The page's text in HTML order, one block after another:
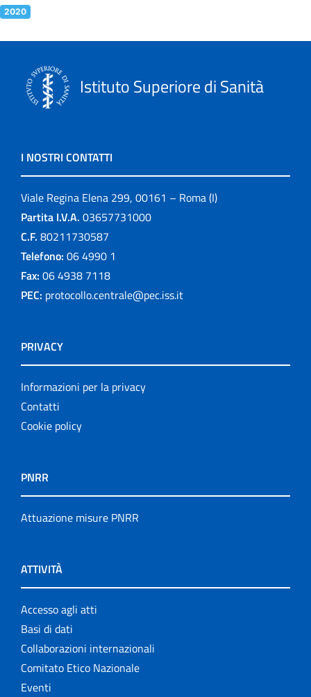
2020
Istituto Superiore di Sanità
I NOSTRI CONTATTI
Viale Regina Elena 299, 00161 – Roma (I)
Partita I.V.A. 03657731000
C.F. 80211730587
Telefono: 06 4990 1
Fax: 06 4938 7118
PEC: protocollo.centrale@pec.iss.it
PRIVACY
Informazioni per la privacy
Contatti
Cookie policy
PNRR
Attuazione misure PNRR
ATTIVITÀ
Accesso agli atti
Basi di dati
Collaborazioni internazionali
Comitato Etico Nazionale
Eventi